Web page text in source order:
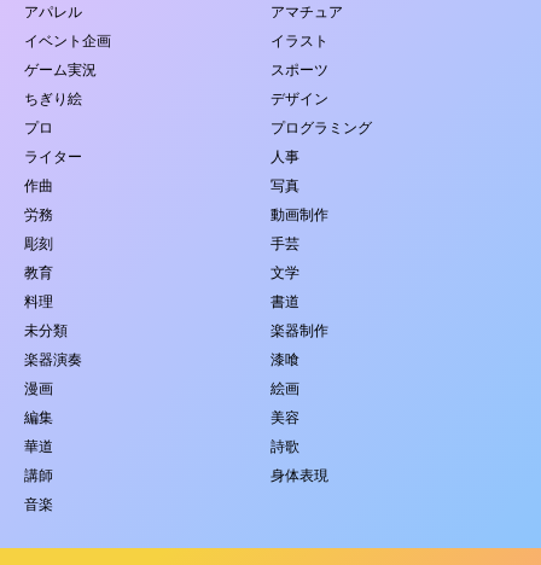
アパレル
アマチュア
イベント企画
イラスト
ゲーム実況
スポーツ
ちぎり絵
デザイン
プロ
プログラミング
ライター
人事
作曲
写真
労務
動画制作
彫刻
手芸
教育
文学
料理
書道
未分類
楽器制作
楽器演奏
漆喰
漫画
絵画
編集
美容
華道
詩歌
講師
身体表現
音楽